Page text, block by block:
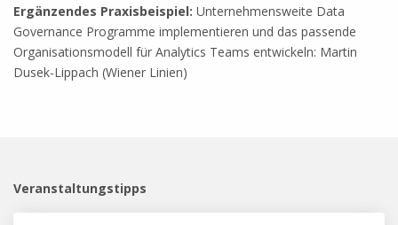
Ergänzendes Praxisbeispiel: Unternehmensweite Data
Governance Programme implementieren und das passende
Organisationsmodell für Analytics Teams entwickeln: Martin
Dusek-Lippach (Wiener Linien)
Veranstaltungstipps